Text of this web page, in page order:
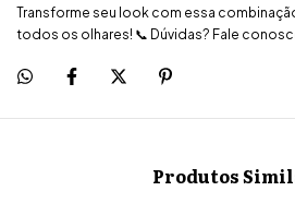
Transforme seu look com essa
todos os olhares! 📞 Dúvidas? Fale
Produtos